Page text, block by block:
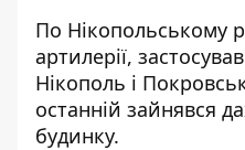
По Нікопольському
артилерії,
Нікополь і
останній зайнявся
будинку.